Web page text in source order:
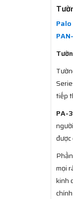
tiếp
PA-
mọi
kinh